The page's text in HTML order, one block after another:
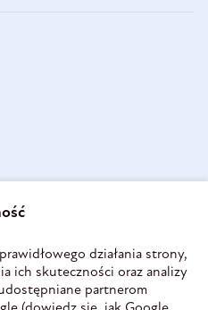
działania strony,
ich skuteczności oraz analizy
partnerom